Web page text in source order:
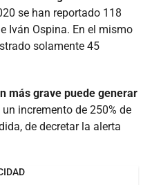
se han reportado 118
Iván Ospina. En el mismo
solamente 45
más grave puede generar
incremento de 250% de
de decretar la alerta